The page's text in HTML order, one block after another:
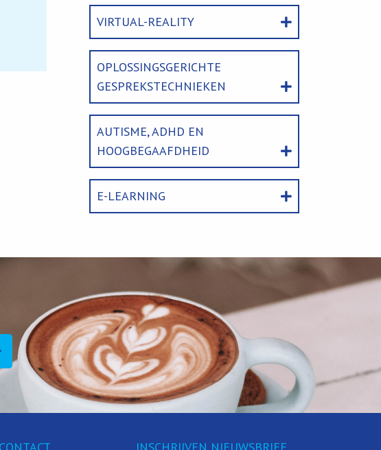
VIRTUAL-REALITY
OPLOSSINGSGERICHTE
GESPREKSTECHNIEKEN
AUTISME, ADHD EN
HOOGBEGAAFDHEID
E-LEARNING